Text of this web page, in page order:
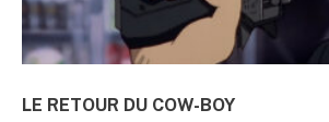
LE RETOUR DU COW-BOY